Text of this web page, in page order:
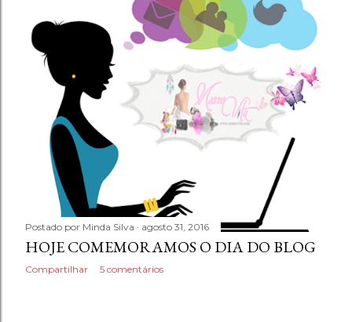
n
s
Postado por Minda Silva agosto 31, 2016
HOJE COMEMORAMOS O DIA DO BLOG
Compartilhar 5 comentários